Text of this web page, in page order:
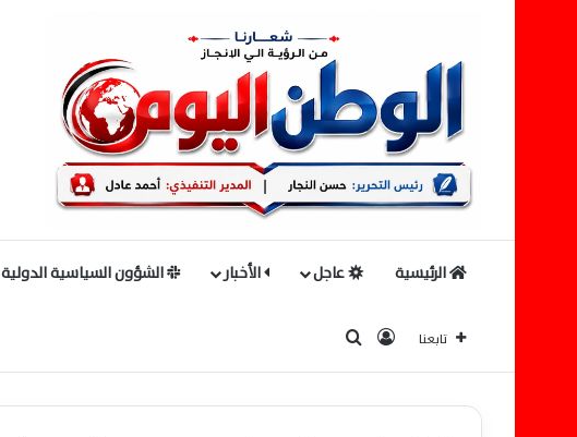
الرئيسية عاجل الأخبار الشؤون السياسية الدولية
تابعنا تسجيل الدخول